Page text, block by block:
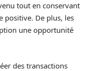
tout en conservant
positive. De plus, les
une opportunité
des transactions